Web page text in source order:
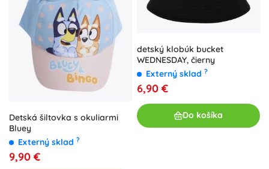
Detská šiltovka s okuliarmi
Bluey
Externý sklad ?
9,90 €
detský klobúk bucket
WEDNESDAY, čierny
Externý sklad ?
6,90 €
Do košíka